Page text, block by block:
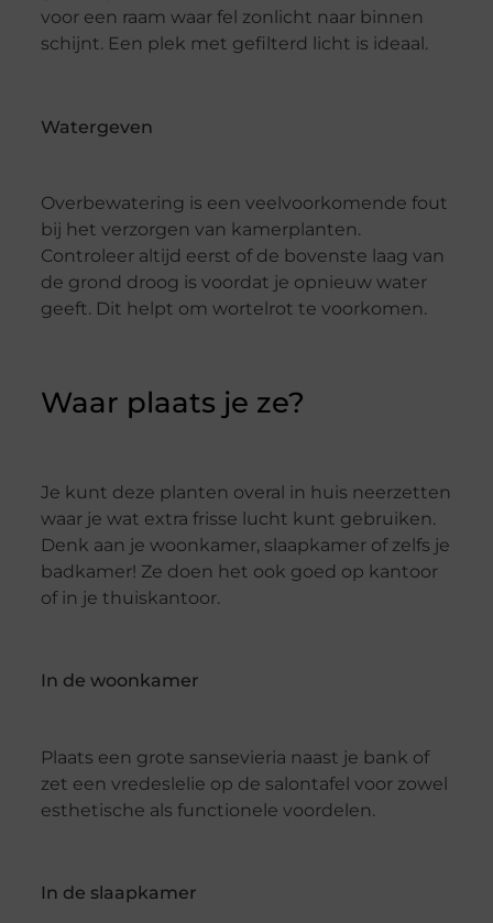
voor een raam waar fel zonlicht naar binnen
schijnt. Een plek met gefilterd licht is ideaal.
Watergeven
Overbewatering is een veelvoorkomende fout
bij het verzorgen van kamerplanten.
Controleer altijd eerst of de bovenste laag van
de grond droog is voordat je opnieuw water
geeft. Dit helpt om wortelrot te voorkomen.
Waar plaats je ze?
Je kunt deze planten overal in huis neerzetten
waar je wat extra frisse lucht kunt gebruiken.
Denk aan je woonkamer, slaapkamer of zelfs je
badkamer! Ze doen het ook goed op kantoor
of in je thuiskantoor.
In de woonkamer
Plaats een grote sansevieria naast je bank of
zet een vredeslelie op de salontafel voor zowel
esthetische als functionele voordelen.
In de slaapkamer